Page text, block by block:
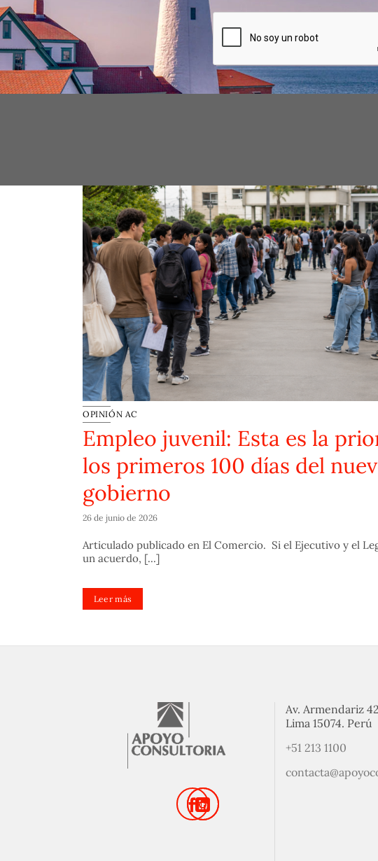
OPINIÓN AC
Empleo juvenil: Esta es la
los primeros 100 días del
gobierno
26 de junio de 2026
Articulado publicado en El Comercio. Si el Ejecutivo y el
un acuerdo, [...]
Leer más
Av. Armendariz
Lima 15074. Perú
+51 213 1100